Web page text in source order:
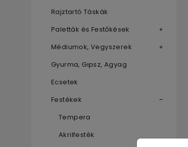
Rajztartó Táskák
Paletták és Festőkések
Médiumok, Vegyszerek
Gyurma, Gipsz, Agyag
Ecsetek
Festékek
Tempera
Akrilfesték